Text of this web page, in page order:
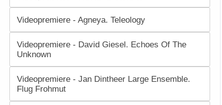
Videopremiere - Agneya. Teleology
Videopremiere - David Giesel. Echoes Of The
Unknown
Videopremiere - Jan Dintheer Large Ensemble.
Flug Frohmut